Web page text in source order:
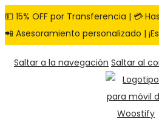
💵 15% OFF por Transferencia | 💳
📲 Asesoramiento personalizado |
Saltar a la navegación Saltar al